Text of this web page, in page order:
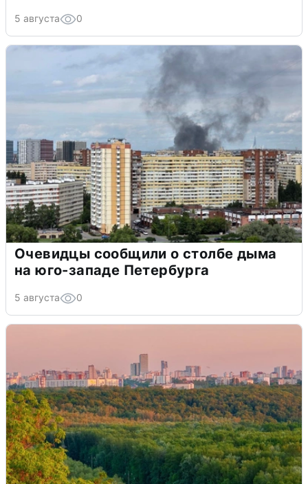
5 августа 0
Очевидцы сообщили о столбе дыма
на юго-западе Петербурга
5 августа 0